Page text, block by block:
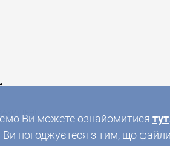
Ви можете ознайомитися тут.
погоджуєтеся з тим, що файли